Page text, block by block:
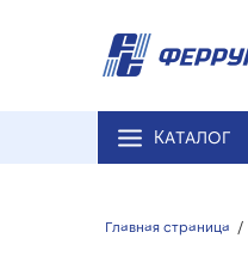
КАТАЛОГ
Главная страница /